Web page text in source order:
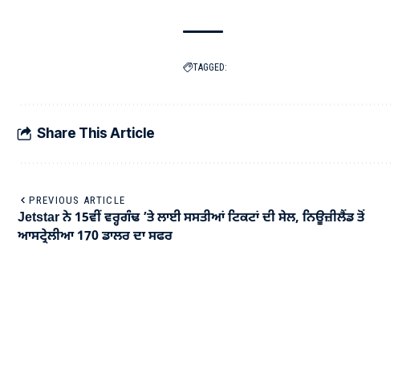
TAGGED:
Share This Article
PREVIOUS ARTICLE
Jetstar ਨੇ 15ਵੀਂ ਵਰ੍ਹਗੰਢ ’ਤੇ ਲਾਈ ਸਸਤੀਆਂ ਟਿਕਟਾਂ ਦੀ ਸੇਲ, ਨਿਊਜ਼ੀਲੈਂਡ ਤੋਂ
ਆਸਟ੍ਰੇਲੀਆ 170 ਡਾਲਰ ਦਾ ਸਫਰ